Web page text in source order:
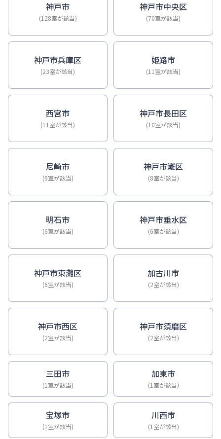
【神戸・三宮】Sステイ三宮駅前７｜禁煙ルーム・Wi-Fiレ
【三宮・貿易センター】Sステイ三宮貿易センター前2｜
神戸市
(128室が該当)
神戸市中央区
(70室が該当)
神戸市兵庫区
(23室が該当)
姫路市
(11室が該当)
西宮市
(11室が該当)
神戸市長田区
(10室が該当)
尼崎市
(9室が該当)
神戸市灘区
(8室が該当)
明石市
(6室が該当)
神戸市垂水区
(6室が該当)
神戸市東灘区
(6室が該当)
加古川市
(2室が該当)
神戸市西区
(2室が該当)
神戸市須磨区
(2室が該当)
三田市
(1室が該当)
加東市
(1室が該当)
宝塚市
(1室が該当)
川西市
(1室が該当)